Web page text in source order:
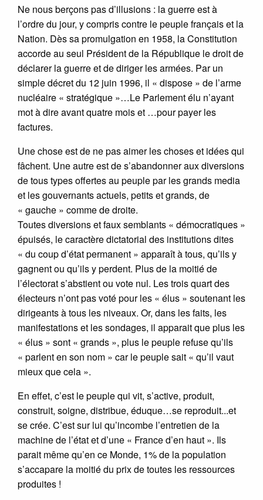
Ne nous berçons pas d’illusions : la guerre est à
l’ordre du jour, y compris contre le peuple français et la
Nation. Dès sa promulgation en 1958, la Constitution
accorde au seul Président de la République le droit de
déclarer la guerre et de diriger les armées. Par un
simple décret du 12 juin 1996, il « dispose » de l’arme
nucléaire « stratégique »…Le Parlement élu n’ayant
mot à dire avant quatre mois et …pour payer les
factures.
Une chose est de ne pas aimer les choses et idées qui
fâchent. Une autre est de s’abandonner aux diversions
de tous types offertes au peuple par les grands media
et les gouvernants actuels, petits et grands, de
« gauche » comme de droite.
Toutes diversions et faux semblants « démocratiques »
épuisés, le caractère dictatorial des institutions dites
« du coup d’état permanent » apparaît à tous, qu’ils y
gagnent ou qu’ils y perdent. Plus de la moitié de
l’électorat s’abstient ou vote nul. Les trois quart des
électeurs n’ont pas voté pour les « élus » soutenant les
dirigeants à tous les niveaux. Or, dans les faits, les
manifestations et les sondages, il apparait que plus les
« élus » sont « grands », plus le peuple refuse qu’ils
« parlent en son nom » car le peuple sait « qu’il vaut
mieux que cela ».
En effet, c’est le peuple qui vit, s’active, produit,
construit, soigne, distribue, éduque…se reproduit...et
se crée. C’est sur lui qu’incombe l’entretien de la
machine de l’état et d’une « France d’en haut ». Ils
parait même qu’en ce Monde, 1% de la population
s’accapare la moitié du prix de toutes les ressources
produites !